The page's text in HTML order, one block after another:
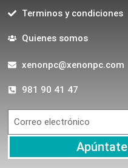
Terminos y condiciones
Quienes somos
xenonpc@xenonpc.com
981 90 41 47
Apúntate